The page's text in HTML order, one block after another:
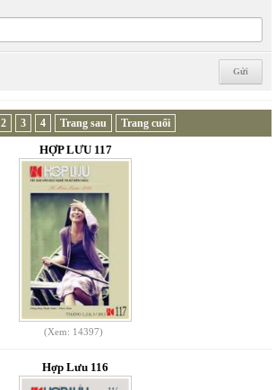
2 3 4 Trang sau Trang cuối
HỢP LƯU 117
(Xem: 14397)
Hợp Lưu 116